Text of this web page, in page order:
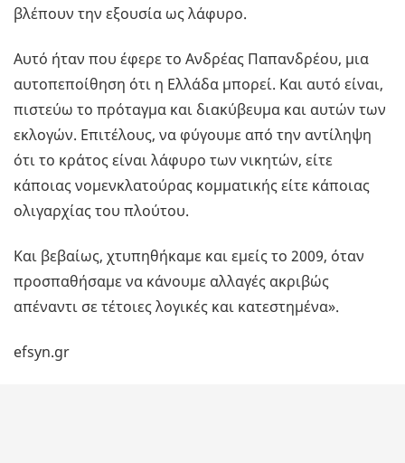
βλέπουν την εξουσία ως λάφυρο.
Αυτό ήταν που έφερε το Ανδρέας Παπανδρέου, μια
αυτοπεποίθηση ότι η Ελλάδα μπορεί. Και αυτό είναι,
πιστεύω το πρόταγμα και διακύβευμα και αυτών των
εκλογών. Επιτέλους, να φύγουμε από την αντίληψη
ότι το κράτος είναι λάφυρο των νικητών, είτε
κάποιας νομενκλατούρας κομματικής είτε κάποιας
ολιγαρχίας του πλούτου.
Και βεβαίως, χτυπηθήκαμε και εμείς το 2009, όταν
προσπαθήσαμε να κάνουμε αλλαγές ακριβώς
απέναντι σε τέτοιες λογικές και κατεστημένα».
efsyn.gr